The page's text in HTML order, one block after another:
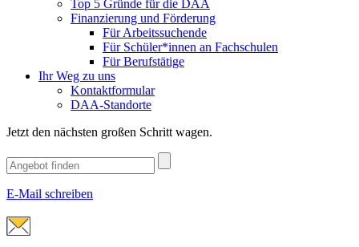
Top 5 Gründe für die DAA
Finanzierung und Förderung
Für Arbeitssuchende
Für Schüler*innen an Fachschulen
Für Berufstätige
Ihr Weg zu uns
Kontaktformular
DAA-Standorte
Jetzt den nächsten großen Schritt wagen.
E-Mail schreiben